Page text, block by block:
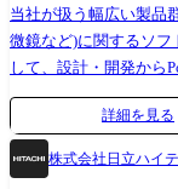
当社が扱う幅広い製品
微鏡など)に関するソフ
して、設計・開発からPoC/PoVを
業務 ・社会やお客さま
ューションの提案 ・
トウェアの基本設計、
各種データを用いた新
詳細を見る
株式会社日立ハイ